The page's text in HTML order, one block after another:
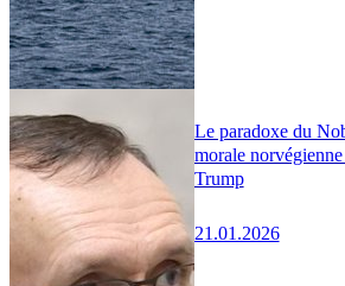
Le paradoxe du
morale
Trump
21.01.2026